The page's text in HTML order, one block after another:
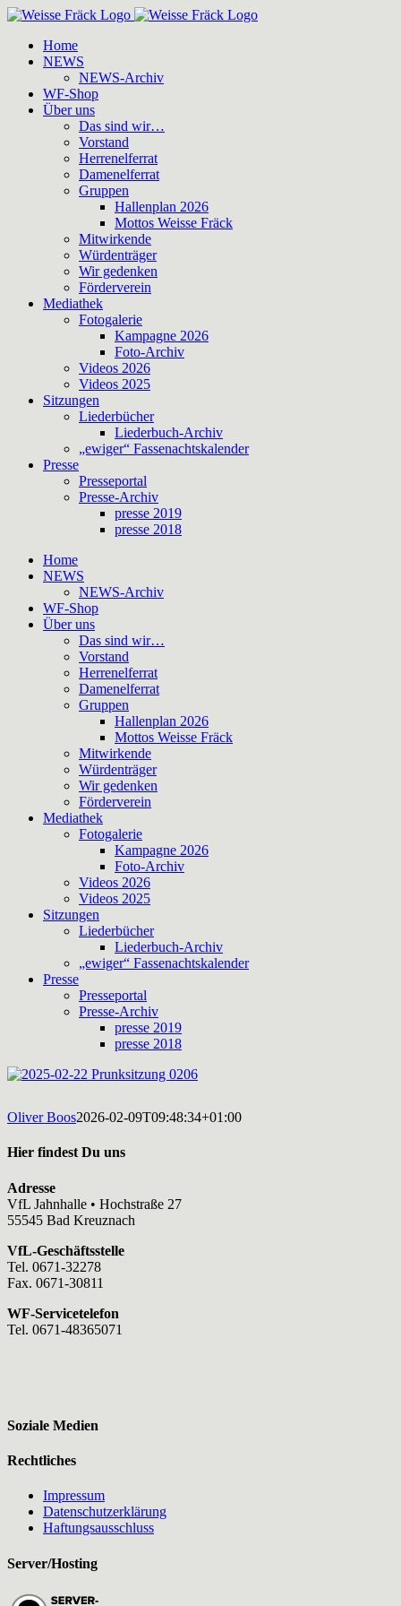
Zum
springenHome
NEWS
NEWS-Archiv
WF-Shop
Über uns
Das sind wir…
Vorstand
Herrenelferrat
Damenelferrat
Gruppen
Hallenplan 2026
Mottos Weisse Fräck
Mitwirkende
Würdenträger
Wir gedenken
Förderverein
Mediathek
Fotogalerie
Kampagne 2026
Foto-Archiv
Videos 2026
Videos 2025
Sitzungen
Liederbücher
Liederbuch-Archiv
„ewiger“ Fassenachtskalender
Presse
Presseportal
Presse-Archiv
presse 2019
presse 2018
Home
NEWS
NEWS-Archiv
WF-Shop
Über uns
Das sind wir…
Vorstand
Herrenelferrat
Damenelferrat
Gruppen
Hallenplan 2026
Mottos Weisse Fräck
Mitwirkende
Würdenträger
Wir gedenken
Förderverein
Mediathek
Fotogalerie
Kampagne 2026
Foto-Archiv
Videos 2026
Videos 2025
Sitzungen
Liederbücher
Liederbuch-Archiv
„ewiger“ Fassenachtskalender
Presse
Presseportal
Presse-Archiv
presse 2019
presse 2018
Oliver Boos2026-02-09T09:48:34+01:00
Hier findest Du uns
Adresse
VfL Jahnhalle • Hochstraße 27
55545 Bad Kreuznach
VfL-Geschäftsstelle
Tel. 0671-32278
Fax. 0671-30811
WF-Servicetelefon
Tel. 0671-48365071
Soziale Medien
Rechtliches
Impressum
Datenschutzerklärung
Haftungsausschluss
Server/Hosting